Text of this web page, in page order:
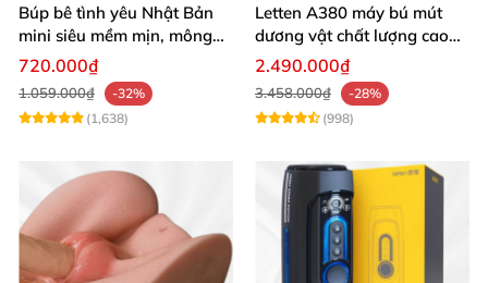
Búp bê tình yêu Nhật Bản
mini siêu mềm mịn, mông
tròn quyến rũ
720.000₫
1.059.000₫
-32%
(1,638)
Letten A380 máy bú mút
dương vật chất lượng cao
giá tốt
2.490.000₫
3.458.000₫
-28%
(998)